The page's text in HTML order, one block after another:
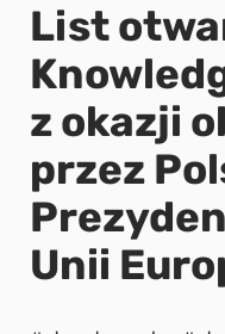
List
z okazji
przez
Unii